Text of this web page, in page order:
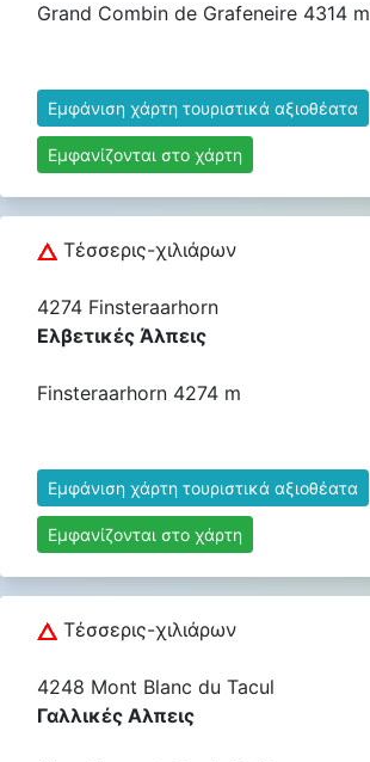
Grand Combin de Grafeneire 4314 m
Εμφάνιση χάρτη τουριστικά αξιοθέατα
Εμφανίζονται στο χάρτη
Τέσσερις-χιλιάρων
4274 Finsteraarhorn
Ελβετικές Άλπεις
Finsteraarhorn 4274 m
Εμφάνιση χάρτη τουριστικά αξιοθέατα
Εμφανίζονται στο χάρτη
Τέσσερις-χιλιάρων
4248 Mont Blanc du Tacul
Γαλλικές Αλπεις